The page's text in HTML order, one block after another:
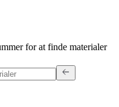
for at finde materialer